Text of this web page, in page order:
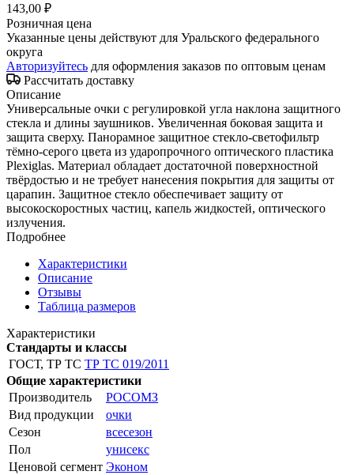
143,00 ₽
Розничная цена
Указанные цены действуют для Уральского федерального
округа
Авторизуйтесь для оформления заказов по оптовым ценам
Рассчитать доставку
Описание
Универсальные очки с регулировкой угла наклона защитного
стекла и длины заушников. Увеличенная боковая защита и
защита сверху. Панорамное защитное стекло-светофильтр
тёмно-серого цвета из ударопрочного оптического пластика
Plexiglas. Материал обладает достаточной поверхностной
твёрдостью и не требует нанесения покрытия для защиты от
царапин. Защитное стекло обеспечивает защиту от
высокоскоростных частиц, капель жидкостей, оптического
излучения.
Подробнее
Характеристики
Описание
Отзывы
Таблица размеров
Характеристики
Стандарты и классы
ГОСТ, ТР ТС ТР ТС 019/2011
Общие характеристики
Производитель
РОСОМЗ
Вид продукции
очки
Сезон
всесезон
Пол
унисекс
Ценовой сегмент Эконом